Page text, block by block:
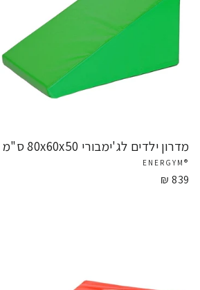
מדרון ילדים לג'ימבורי 80x60x50 ס"מ
®ENERGYM
839 ₪